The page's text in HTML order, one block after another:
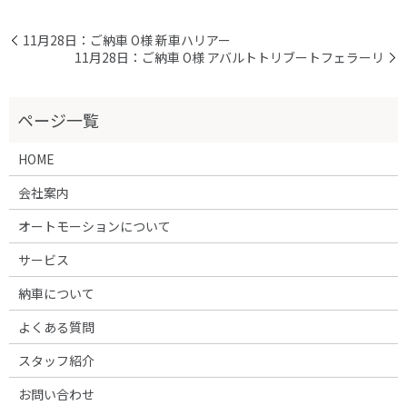
11月28日：ご納車 O様 新車ハリアー
11月28日：ご納車 O様 アバルトトリブートフェラーリ
HOME
会社案内
オートモーションについて
サービス
納車について
よくある質問
スタッフ紹介
お問い合わせ